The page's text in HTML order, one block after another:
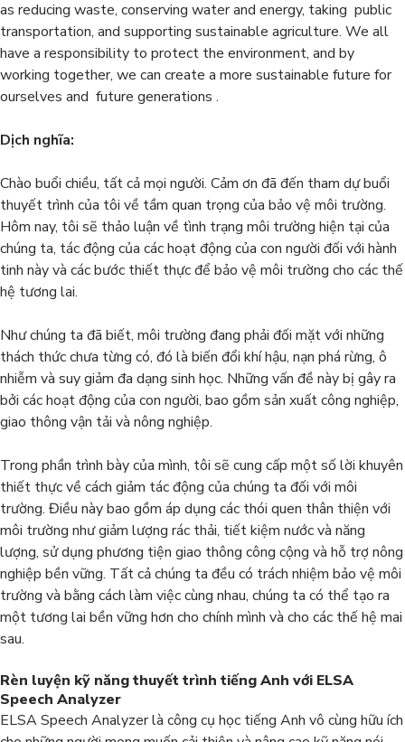
as reducing waste, conserving water and energy, taking public
transportation, and supporting sustainable agriculture. We all
have a responsibility to protect the environment, and by
working together, we can create a more sustainable future for
ourselves and future generations .
Dịch nghĩa:
Chào buổi chiều, tất cả mọi người. Cảm ơn đã đến tham dự buổi
thuyết trình của tôi về tầm quan trọng của bảo vệ môi trường.
Hôm nay, tôi sẽ thảo luận về tình trạng môi trường hiện tại của
chúng ta, tác động của các hoạt động của con người đối với hành
tinh này và các bước thiết thực để bảo vệ môi trường cho các thế
hệ tương lai.
Như chúng ta đã biết, môi trường đang phải đối mặt với những
thách thức chưa từng có, đó là biến đổi khí hậu, nạn phá rừng, ô
nhiễm và suy giảm đa dạng sinh học. Những vấn đề này bị gây ra
bởi các hoạt động của con người, bao gồm sản xuất công nghiệp,
giao thông vận tải và nông nghiệp.
Trong phần trình bày của mình, tôi sẽ cung cấp một số lời khuyên
thiết thực về cách giảm tác động của chúng ta đối với môi
trường. Điều này bao gồm áp dụng các thói quen thân thiện với
môi trường như giảm lượng rác thải, tiết kiệm nước và năng
lượng, sử dụng phương tiện giao thông công cộng và hỗ trợ nông
nghiệp bền vững. Tất cả chúng ta đều có trách nhiệm bảo vệ môi
trường và bằng cách làm việc cùng nhau, chúng ta có thể tạo ra
một tương lai bền vững hơn cho chính mình và cho các thế hệ mai
sau.
Rèn luyện kỹ năng thuyết trình tiếng Anh với ELSA
Speech Analyzer
ELSA Speech Analyzer là công cụ học tiếng Anh vô cùng hữu ích